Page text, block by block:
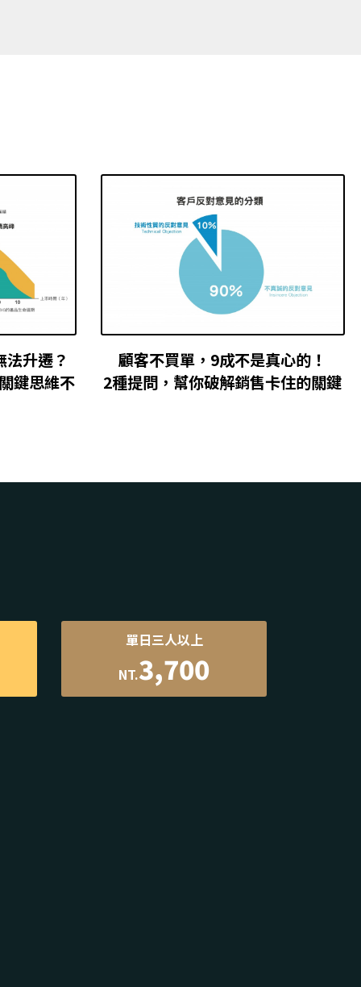
升遷？
鍵思維不
顧客不買單，9成不是真心的！
2種提問，幫你破解銷售卡住的關鍵
單日三人以上
NT.3,700